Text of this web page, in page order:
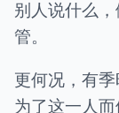
别人说什么
管。
更何况，有
为了这一人而